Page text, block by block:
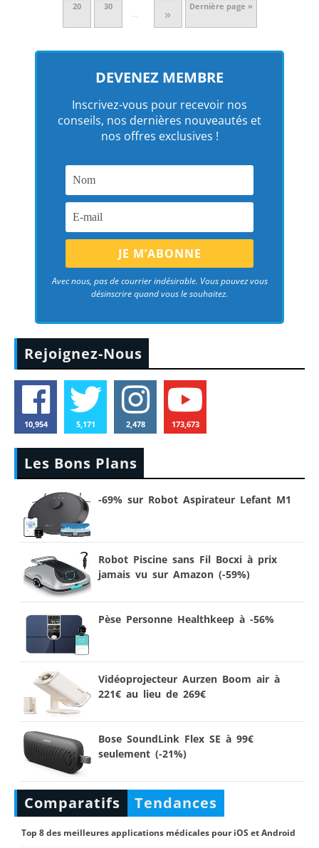
20 30
… » Dernière page »
DEVENEZ MEMBRE
Inscrivez-vous pour recevoir nos
conseils, nos dernières nouveautés et
nos offres exclusives !
Avec nous, pas de courrier indésirable. Vous pouvez vous
désinscrire quand vous le souhaitez.
Rejoignez-Nous
10,954 5,171 2,478 173,673
Les Bons Plans
-69% sur Robot Aspirateur Lefant M1
Robot Piscine sans Fil Bocxi à prix
jamais vu sur Amazon (-59%)
Pèse Personne Healthkeep à -56%
Vidéoprojecteur Aurzen Boom air à
221€ au lieu de 269€
Bose SoundLink Flex SE à 99€
seulement (-21%)
Comparatifs Tendances
Top 8 des meilleures applications médicales pour iOS et Android